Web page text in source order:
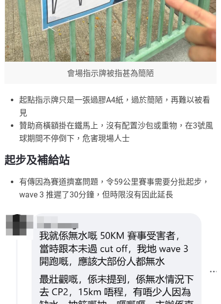
會場指示牌被指甚為簡陋
起點指示牌只是一張過膠A4紙，過於簡陋，再難以被看
見
贊助商橫額掛在鐵馬上，沒有配置沙包或重物，在3號風
球期間不停倒下，危害現場人士
起步及補給站
有傳因為賽道擠塞問題，令59公里賽事需要分批起步，
wave 3 推遲了30分鐘，但時限沒有因此延長